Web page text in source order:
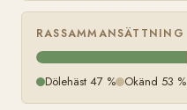
RASSAMMANSÄTTNING
Dölehäst 47 % Okänd 53 %